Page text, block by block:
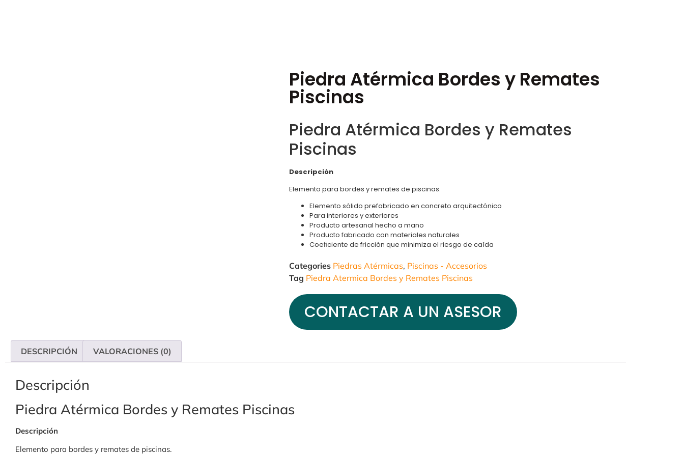
Piedra Atérmica Bordes y Remates
Piscinas
Piedra Atérmica Bordes y Remates
Piscinas
Descripción
Elemento para bordes y remates de piscinas.
Elemento sólido prefabricado en concreto arquitectónico
Para interiores y exteriores
Producto artesanal hecho a mano
Producto fabricado con materiales naturales
Coeﬁciente de fricción que minimiza el riesgo de caída
Categories Piedras Atérmicas, Piscinas - Accesorios
Tag Piedra Atermica Bordes y Remates Piscinas
CONTACTAR A UN ASESOR
DESCRIPCIÓN VALORACIONES (0)
Descripción
Piedra Atérmica Bordes y Remates Piscinas
Descripción
Elemento para bordes y remates de piscinas.